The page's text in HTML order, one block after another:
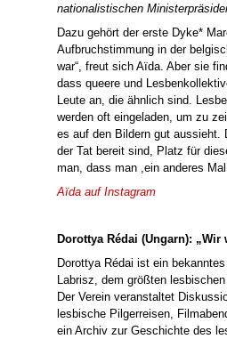
nationalistischen
Dazu gehört der erste Dyke*
Aufbruchstimmung in der
war“, freut sich Aïda. Aber sie
dass queere und
Leute an, die ähnlich sind.
werden oft eingeladen, um zu
es auf den Bildern gut
der Tat bereit sind, Platz für
man, dass man ,ein anderes
Aïda auf Instagram
Dorottya Rédai (Ungarn):
Dorottya Rédai ist ein
Labrisz, dem größten
Der Verein veranstaltet
lesbische Pilgerreisen,
ein Archiv zur Geschichte des